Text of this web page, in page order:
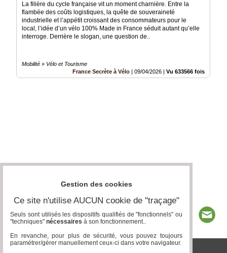
La filière du cycle française vit un moment charnière. Entre la
flambée des coûts logistiques, la quête de souveraineté
industrielle et l’appétit croissant des consommateurs pour le
local, l’idée d’un vélo 100% Made in France séduit autant qu’elle
interroge. Derrière le slogan, une question de..
Mobilité » Vélo et Tourisme
France Secrète à Vélo | 09/04/2026 | Vu 633566 fois
Gestion des cookies
Ce site n'utilise AUCUN cookie de "traçage"
Seuls sont utilisés les dispositifs qualifiés de "fonctionnels" ou
"techniques" nécessaires à son fonctionnement..
En revanche, pour plus de sécurité, vous pouvez toujours
paramétrer/gérer manuellement ceux-ci dans votre navigateur.